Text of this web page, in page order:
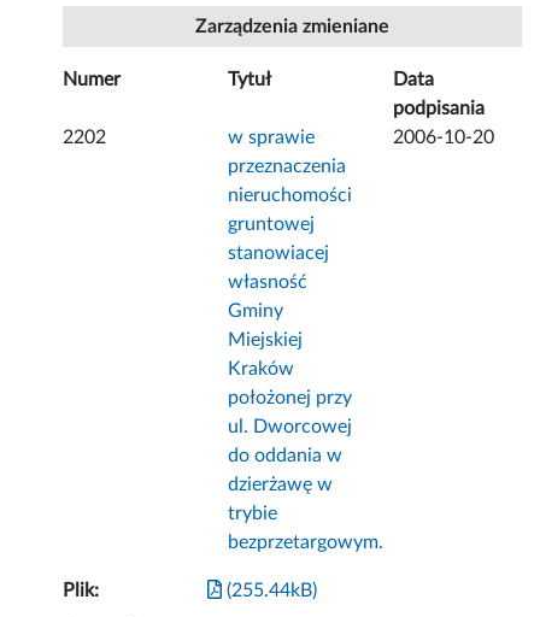
Zarządzenia zmieniane
Numer Tytuł
Data
podpisania
2202
w sprawie
przeznaczenia
nieruchomości
gruntowej
stanowiacej
własność
Gminy
Miejskiej
Kraków
położonej przy
ul. Dworcowej
do oddania w
dzierżawę w
trybie
bezprzetargowym.
2006-10-20
Plik: (255.44kB)